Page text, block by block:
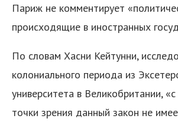
Париж не комментирует
происходящие в иностранных
По словам Хасни Кейтунни,
колониального периода из
университета в Великобритании,
точки зрения данный закон не